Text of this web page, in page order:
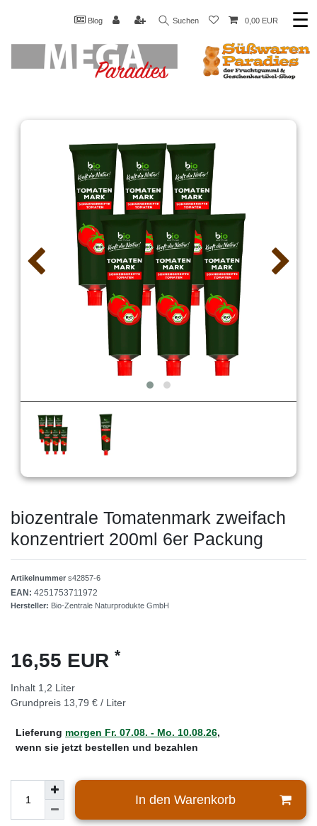
Blog Suchen 0,00 EUR ☰
biozentrale Tomatenmark zweifach
konzentriert 200ml 6er Packung
Artikelnummer s42857-6
EAN: 4251753711972
Hersteller: Bio-Zentrale Naturprodukte GmbH
16,55 EUR *
Inhalt 1,2 Liter
Grundpreis 13,79 € / Liter
Lieferung morgen Fr. 07.08. - Mo. 10.08.26,
wenn sie jetzt bestellen und bezahlen
In den Warenkorb